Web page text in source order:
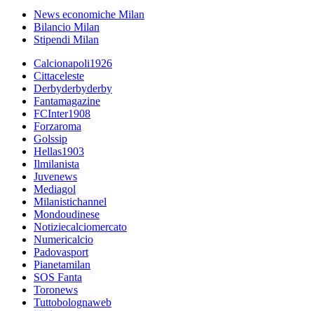
News economiche Milan
Bilancio Milan
Stipendi Milan
Calcionapoli1926
Cittaceleste
Derbyderbyderby
Fantamagazine
FCInter1908
Forzaroma
Golssip
Hellas1903
Ilmilanista
Juvenews
Mediagol
Milanistichannel
Mondoudinese
Notiziecalciomercato
Numericalcio
Padovasport
Pianetamilan
SOS Fanta
Toronews
Tuttobolognaweb